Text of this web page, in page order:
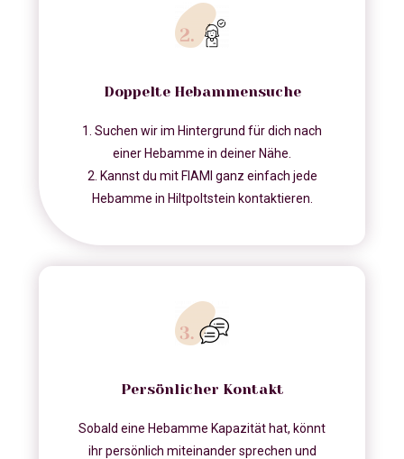
Doppelte Hebammensuche
1. Suchen wir im Hintergrund für dich nach
einer Hebamme in deiner Nähe.
2. Kannst du mit FIAMI ganz einfach jede
Hebamme in Hiltpoltstein kontaktieren.
Persönlicher Kontakt
Sobald eine Hebamme Kapazität hat, könnt
ihr persönlich miteinander sprechen und